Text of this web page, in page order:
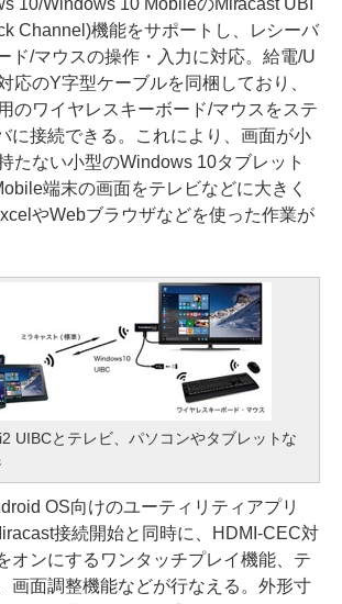
10/Windows 10 MobileのMiracast UBI
Channel)機能をサポートし、レシーバ
ド/マウスの操作・入力に対応。給電/U
応のY字型ケーブルを同梱しており、
のワイヤレスキーボード/マウスをステ
に接続できる。これにより、画面が小
たない小型のWindows 10タブレット
端末の画面をテレビなどに大きく
やWebブラウザなどを使った作業が
UIBCとテレビ、パソコンやタブレットな
OS向けのユーティリティアプリ
接続開始と同時に、HDMI-CEC対
オンにするワンタッチプレイ機能、テ
画面調整機能などが行なえる。外形寸